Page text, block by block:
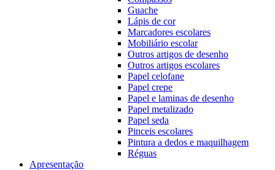
Guache
Lápis de cor
Marcadores escolares
Mobiliário escolar
Outros artigos de desenho
Outros artigos escolares
Papel celofane
Papel crepe
Papel e laminas de desenho
Papel metalizado
Papel seda
Pinceis escolares
Pintura a dedos e maquilhagem
Réguas
Apresentação